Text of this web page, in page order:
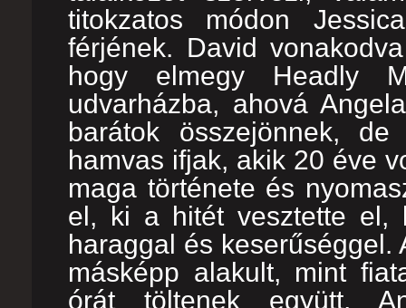
titokzatos módon
férjének. David
hogy elmegy Headly
udvarházba, ahová
barátok összejönnek,
hamvas ifjak, akik 20 éve
maga története és
el, ki a hitét vesztette el,
haraggal és keserűséggel.
másképp alakult, mint
órát töltenek együtt,